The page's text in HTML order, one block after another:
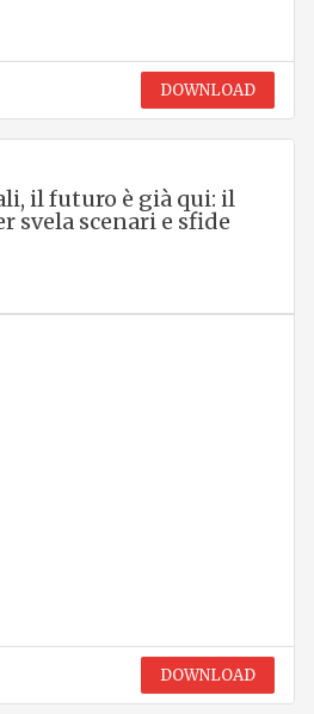
DOWNLOAD
il futuro è già qui: il
svela scenari e sfide
DOWNLOAD